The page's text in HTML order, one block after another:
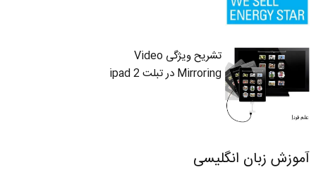
تشریح ویژگی Video
Mirroring در تبلت ipad 2
آموزش زبان انگلیسی